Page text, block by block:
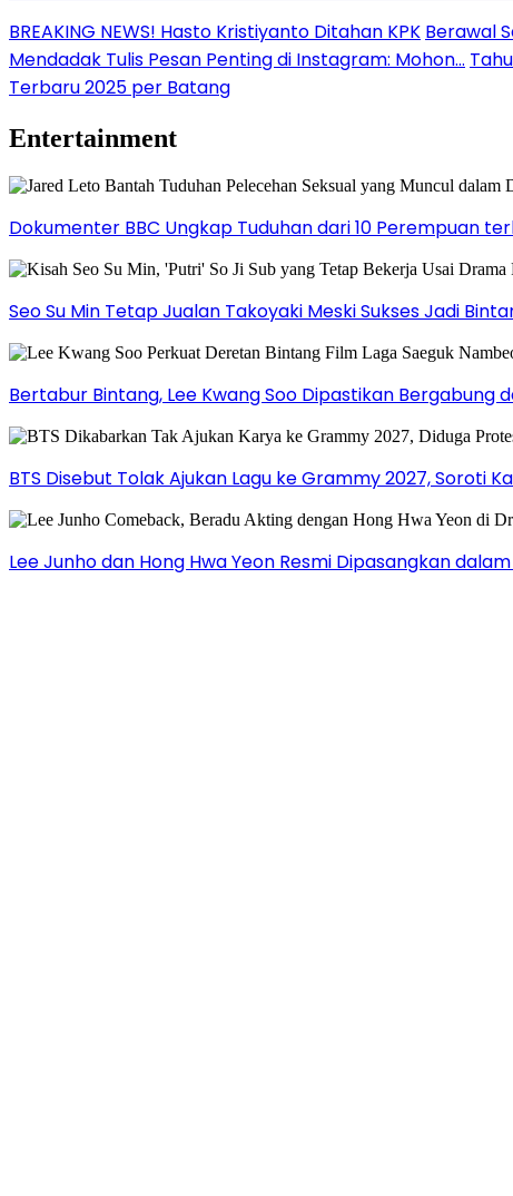
BREAKING NEWS! Hasto Kristiyanto Ditahan KPK Berawal
Mendadak Tulis Pesan Penting di Instagram: Mohon…
Terbaru 2025 per Batang
Entertainment
Dokumenter BBC Ungkap Tuduhan dari 10 Perempuan
Seo Su Min Tetap Jualan Takoyaki Meski Sukses Jadi
Bertabur Bintang, Lee Kwang Soo Dipastikan Bergabung
BTS Disebut Tolak Ajukan Lagu ke Grammy 2027, Soroti
Lee Junho dan Hong Hwa Yeon Resmi Dipasangkan